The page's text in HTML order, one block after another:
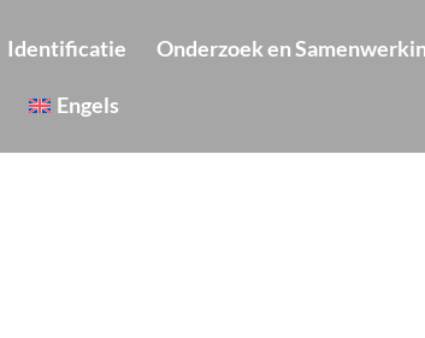
Identificatie Onderzoek en
Engels